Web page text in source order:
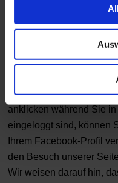
https://
Wenn Sie unsere
eine direkte Verbindung
Facebook-Server
Information, dass Sie mit
besucht haben. Wenn
anklicken während Sie
eingeloggt sind, können
Ihrem Facebook-Profil
den Besuch unserer
Wir weisen darauf hin,